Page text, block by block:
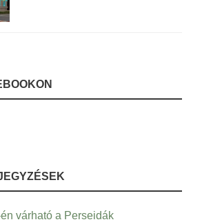
várható a Perseidák